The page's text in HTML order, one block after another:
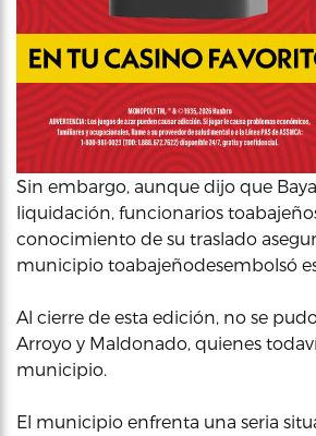
Sin embargo, aunque dijo que
liquidación, funcionarios
conocimiento de su traslado
municipio toabajeñodesembolsó
Al cierre de esta edición, no se
Arroyo y Maldonado, quienes
municipio.
El municipio enfrenta una seria